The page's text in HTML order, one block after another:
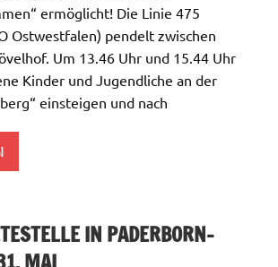
ermöglicht! Die Linie 475
Ostwestfalen) pendelt zwischen
Um 13.46 Uhr und 15.44 Uhr
Kinder und Jugendliche an der
einsteigen und nach
IN PADERBORN-